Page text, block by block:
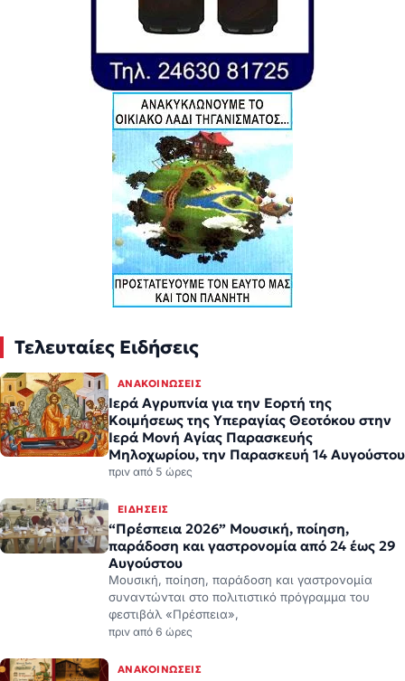
ΑΝΑΚΟΙΝΏΣΕΙΣ
Ιερά Αγρυπνία για την Εορτή της
Κοιμήσεως της Υπεραγίας Θεοτόκου στην
Ιερά Μονή Αγίας Παρασκευής
Μηλοχωρίου, την Παρασκευή 14 Αυγούστου
πριν από 5 ώρες
“Πρέσπεια 2026” Μουσική, ποίηση,
παράδοση και γαστρονομία από 24 έως 29
Αυγούστου
Μουσική, ποίηση, παράδοση και γαστρονομία
συναντώνται στο πολιτιστικό πρόγραμμα του
φεστιβάλ «Πρέσπεια»,
πριν από 6 ώρες
Δήμος Βοΐου: Πολιτιστικό Καλοκαίρι –